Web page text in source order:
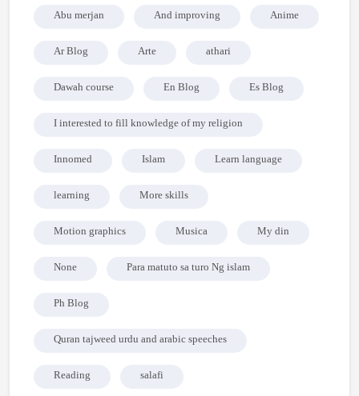
Abu merjan And improving
Anime
Ar Blog
Arte
athari
Dawah course
En Blog
Es Blog
I interested to fill knowledge of my religion
Innomed
Islam
Learn language
learning
More skills
Motion graphics
Musica
My din
None
Para matuto sa turo Ng islam
Ph Blog
Quran tajweed urdu and arabic speeches
Reading
salafi